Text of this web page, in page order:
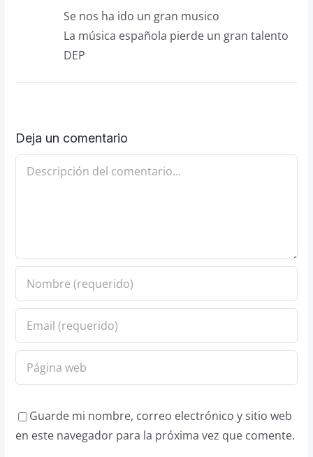
Se nos ha ido un gran musico
La música española pierde un gran talento
DEP
Deja un comentario
Comentario
Guarde mi nombre, correo electrónico y sitio web
en este navegador para la próxima vez que comente.